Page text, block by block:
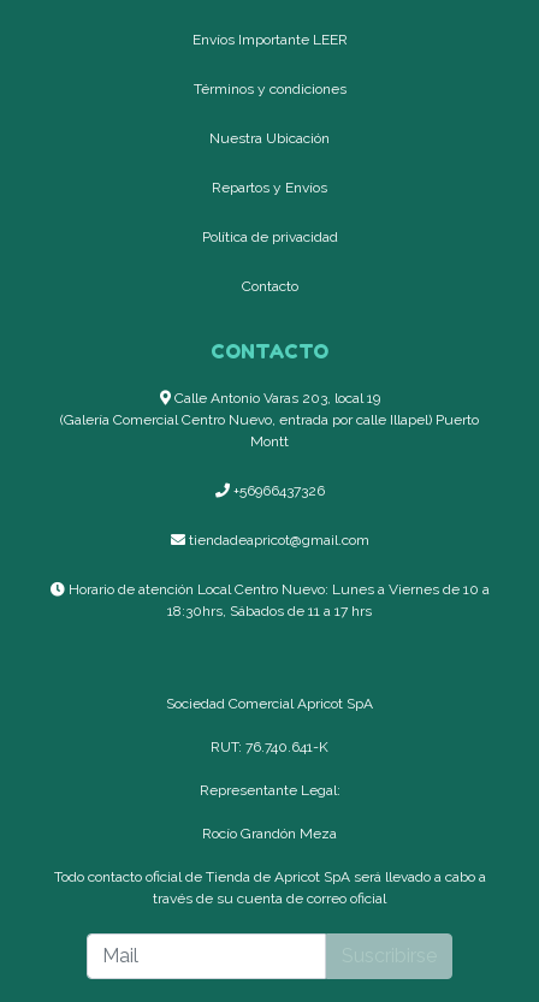
Envíos Importante LEER
Términos y condiciones
Nuestra Ubicación
Repartos y Envíos
Política de privacidad
Contacto
CONTACTO
Calle Antonio Varas 203, local 19
(Galería Comercial Centro Nuevo, entrada por calle Illapel) Puerto
Montt
+56966437326
tiendadeapricot@gmail.com
Horario de atención Local Centro Nuevo: Lunes a Viernes de 10 a
18:30hrs, Sábados de 11 a 17 hrs
Sociedad Comercial Apricot SpA
RUT: 76.740.641-K
Representante Legal:
Rocío Grandón Meza
Todo contacto oficial de Tienda de Apricot SpA será llevado a cabo a
través de su cuenta de correo oficial